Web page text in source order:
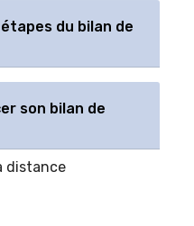
du bilan de
son bilan de
distance